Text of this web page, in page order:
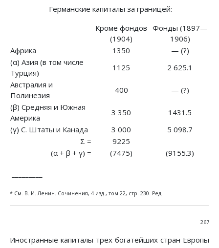
Германские капиталы за границей:
Кроме фондов
(1904)
Фонды (1897—
1906)
Африка
1350
— (?)
(α) Азия (в том числе
Турция)
1125
2 625.1
Австралия и
Полинезия
400
— (?)
(β) Средняя и Южная
Америка
3 350
1431.5
(γ) С. Штаты и Канада
3 000
5 098.7
Σ =
9225
(α + β + γ) =
(7475) (9155.3)
* См. В. И. Ленин. Сочинения, 4 изд., том 22, стр. 230. Ред.
267
Иностранные капиталы трех богатейших стран Европы